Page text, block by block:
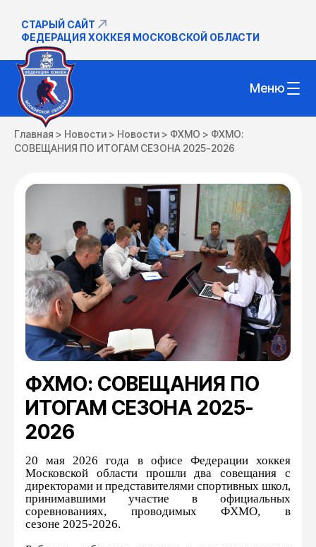
СТАРЫЙ САЙТ
ФЕДЕРАЦИЯ ХОККЕЯ МОСКОВСКОЙ ОБЛАСТИ
Меню
Главная > Новости > Новости > ФХМО > ФХМО:
СОВЕЩАНИЯ ПО ИТОГАМ СЕЗОНА 2025-2026
ФХМО: СОВЕЩАНИЯ ПО
ИТОГАМ СЕЗОНА 2025-
2026
20 мая 2026 года в офисе Федерации хоккея
Московской области прошли два совещания с
директорами и представителями спортивных школ,
принимавшими участие в официальных
соревнованиях, проводимых ФХМО, в
сезоне 2025-2026.